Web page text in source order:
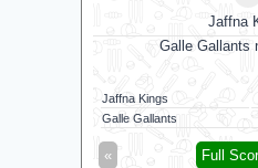
Jaffna
Galle Gallants
Jaffna Kings
Galle Gallants
« Full